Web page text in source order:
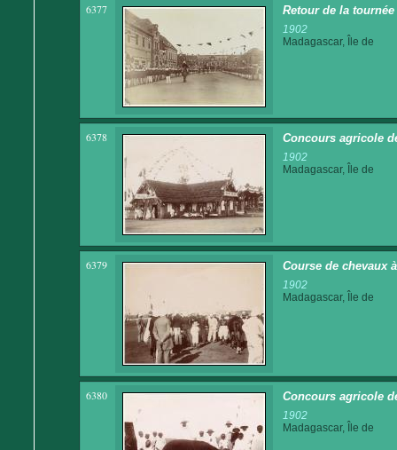
6377 Retour de la tournée
1902
Madagascar, Île de
6378 Concours agricole
1902
Madagascar, Île de
6379 Course de chevaux
1902
Madagascar, Île de
6380 Concours agricole
1902
Madagascar, Île de